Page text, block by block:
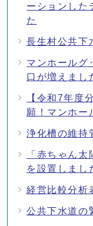
ーションした
た
長生村公共下
マンホールグ
口が増えまし
【令和7年度
願！マンホー
浄化槽の維持
「赤ちゃん
を設置しまし
経営比較分析
公共下水道の